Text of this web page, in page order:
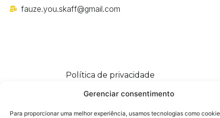
Gerenciar consentimento
Para proporcionar uma melhor experiência, usamos tecnologias como
fauze.you.skaff@gmail.com
Política de privacidade